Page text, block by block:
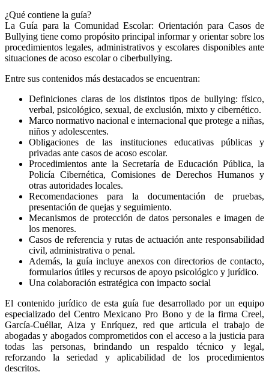
¿Qué contiene la guía?
La Guía para la Comunidad Escolar: Orientación para Casos de
Bullying tiene como propósito principal informar y orientar sobre los
procedimientos legales, administrativos y escolares disponibles ante
situaciones de acoso escolar o ciberbullying.
Entre sus contenidos más destacados se encuentran:
Definiciones claras de los distintos tipos de bullying: físico,
verbal, psicológico, sexual, de exclusión, mixto y cibernético.
Marco normativo nacional e internacional que protege a niñas,
niños y adolescentes.
Obligaciones de las instituciones educativas públicas y
privadas ante casos de acoso escolar.
Procedimientos ante la Secretaría de Educación Pública, la
Policía Cibernética, Comisiones de Derechos Humanos y
otras autoridades locales.
Recomendaciones para la documentación de pruebas,
presentación de quejas y seguimiento.
Mecanismos de protección de datos personales e imagen de
los menores.
Casos de referencia y rutas de actuación ante responsabilidad
civil, administrativa o penal.
Además, la guía incluye anexos con directorios de contacto,
formularios útiles y recursos de apoyo psicológico y jurídico.
Una colaboración estratégica con impacto social
El contenido jurídico de esta guía fue desarrollado por un equipo
especializado del Centro Mexicano Pro Bono y de la firma Creel,
García-Cuéllar, Aiza y Enríquez, red que articula el trabajo de
abogadas y abogados comprometidos con el acceso a la justicia para
todas las personas, brindando un respaldo técnico y legal,
reforzando la seriedad y aplicabilidad de los procedimientos
descritos.